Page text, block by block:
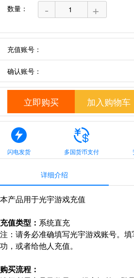
数量： - +
充值账号：
确认账号：
立即购买 加入购物车
闪电发货 多国货币支付
详细介绍
本产品用于光宇游戏充值
充值类型： 系统直充
注：请务必准确填写光宇游戏账号。
功，或者给他人充值。
购买流程：